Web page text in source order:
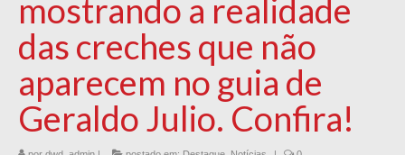
mostrando a realidade
das creches que não
aparecem no guia de
Geraldo Julio. Confira!